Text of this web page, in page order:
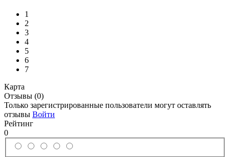
1
2
3
4
5
6
7
Карта
Отзывы (0)
Только зарегистрированные пользователи могут оставлять
отзывы Войти
Рейтинг
0